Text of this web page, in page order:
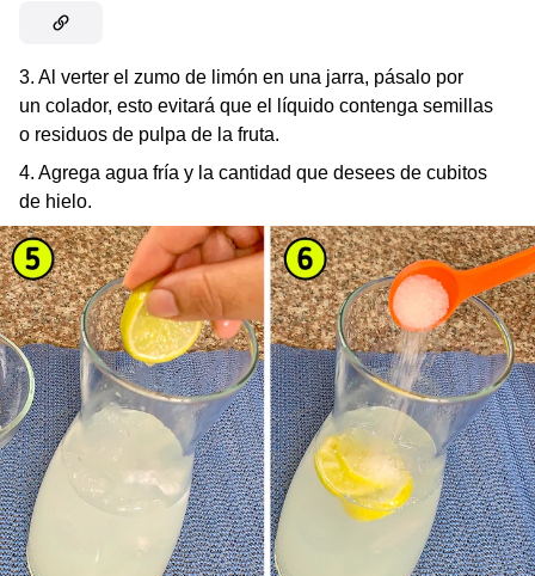
3. Al verter el zumo de limón en una jarra, pásalo por
un colador, esto evitará que el líquido contenga semillas
o residuos de pulpa de la fruta.
4. Agrega agua fría y la cantidad que desees de cubitos
de hielo.